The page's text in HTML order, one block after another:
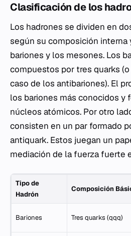
Clasificación de los
Los hadrones se dividen en
según su composición interna
bariones y los mesones. Los
compuestos por tres quarks
caso de los antibariones). El
los bariones más conocidos y
núcleos atómicos. Por otro
consisten en un par formado
antiquark. Estos juegan un
mediación de la fuerza fuerte
Tipo de
Hadrón
Composición
Bariones Tres quarks (qqq)